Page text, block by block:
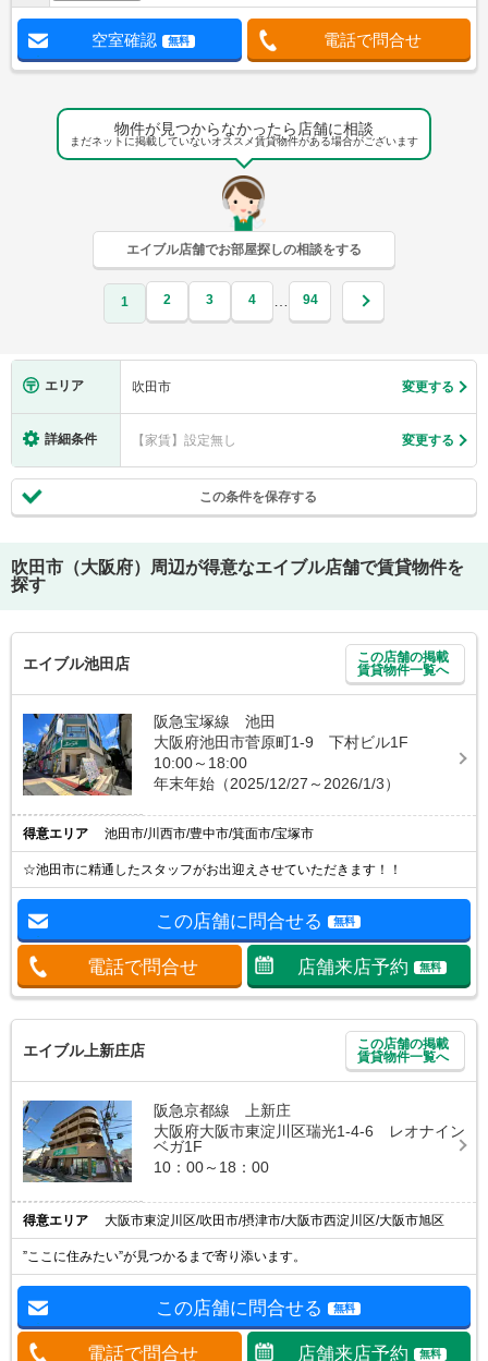
空室確認 無料 電話で問合せ
物件が見つからなかったら店舗に相談
まだネットに掲載していないオススメ賃貸物件がある場合がございます
エイブル店舗でお部屋探しの相談をする
1 2 3 4 … 94
エリア 吹田市 変更する
詳細条件 【家賃】設定無し 変更する
この条件を保存する
吹田市（大阪府）
周辺が得意なエイブル店舗で賃貸物件を
探す
エイブル池田店
この店舗の掲載
賃貸物件一覧へ
阪急宝塚線 池田
大阪府池田市菅原町1-9 下村ビル1F
10:00～18:00
年末年始（2025/12/27～2026/1/3）
得意エリア 池田市/川西市/豊中市/箕面市/宝塚市
☆池田市に精通したスタッフがお出迎えさせていただきます！！
この店舗に問合せる 無料
電話で問合せ 店舗来店予約 無料
エイブル上新庄店
この店舗の掲載
賃貸物件一覧へ
阪急京都線 上新庄
大阪府大阪市東淀川区瑞光1-4-6 レオナイン
ベガ1F
10：00～18：00
得意エリア 大阪市東淀川区/吹田市/摂津市/大阪市西淀川区/大阪市旭区
”ここに住みたい”が見つかるまで寄り添います。
この店舗に問合せる 無料
電話で問合せ 店舗来店予約 無料